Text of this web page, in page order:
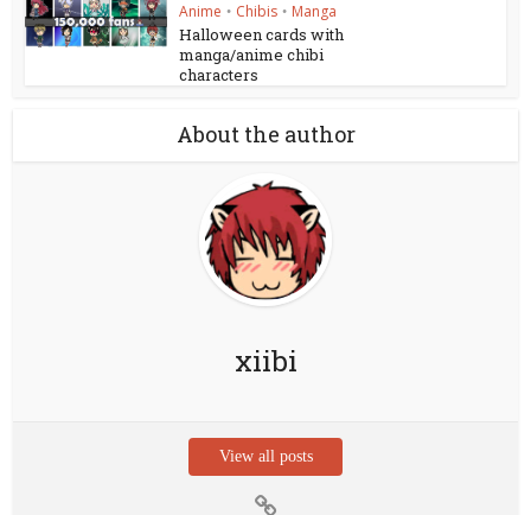
Anime • Chibis • Manga
Halloween cards with
manga/anime chibi
characters
About the author
xiibi
View all posts